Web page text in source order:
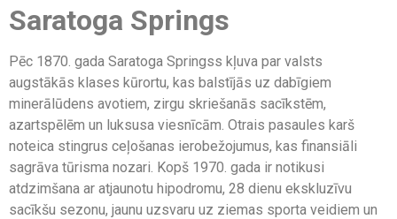
Saratoga Springs
Pēc 1870. gada Saratoga Springss kļuva par valsts
augstākās klases kūrortu, kas balstījās uz dabīgiem
minerālūdens avotiem, zirgu skriešanās sacīkstēm,
azartspēlēm un luksusa viesnīcām. Otrais pasaules karš
noteica stingrus ceļošanas ierobežojumus, kas finansiāli
sagrāva tūrisma nozari. Kopš 1970. gada ir notikusi
atdzimšana ar atjaunotu hipodromu, 28 dienu ekskluzīvu
sacīkšu sezonu, jaunu uzsvaru uz ziemas sporta veidiem un